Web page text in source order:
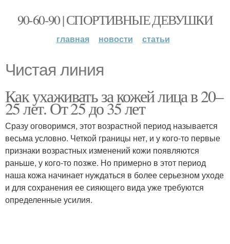
90-60-90 | СПОРТИВНЫЕ ДЕВУШКИ
главная новости статьи
Чистая линия
Как ухаживать за кожей лица в 20–
25 лет. От 25 до 35 лет
Сразу оговоримся, этот возрастной период называется
весьма условно. Четкой границы нет, и у кого-то первые
признаки возрастных изменений кожи появляются
раньше, у кого-то позже. Но примерно в этот период
наша кожа начинает нуждаться в более серьезном уходе
и для сохранения ее сияющего вида уже требуются
определенные усилия.